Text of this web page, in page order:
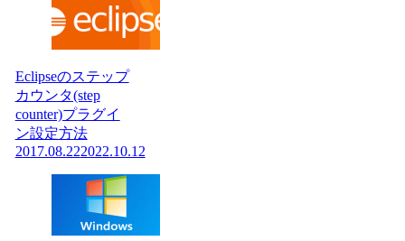
Eclipseのステップ
カウンタ(step
counter)プラグイ
ン設定方法
2017.08.222022.10.12